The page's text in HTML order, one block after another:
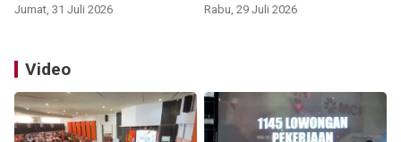
Jumat, 31 Juli 2026 Rabu, 29 Juli 2026
Video